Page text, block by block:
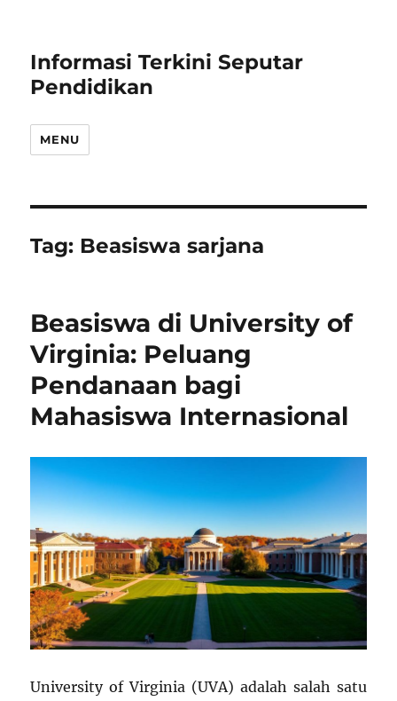
Informasi Terkini Seputar
Pendidikan
MENU
Tag: Beasiswa sarjana
Beasiswa di University of
Virginia: Peluang
Pendanaan bagi
Mahasiswa Internasional
University of Virginia (UVA) adalah salah satu